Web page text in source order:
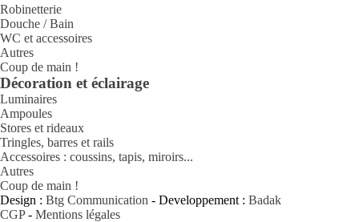
Robinetterie
Douche / Bain
WC et accessoires
Autres
Coup de main !
Décoration et éclairage
Luminaires
Ampoules
Stores et rideaux
Tringles, barres et rails
Accessoires : coussins, tapis, miroirs...
Autres
Coup de main !
Design : Btg Communication - Developpement : Badak
CGP- Mentions légales